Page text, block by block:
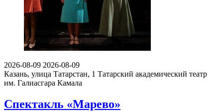
2026-08-09 2026-08-09
Казань, улица Татарстан, 1 Татарский академический театр
им. Галиасгара Камала
Спектакль «Марево»